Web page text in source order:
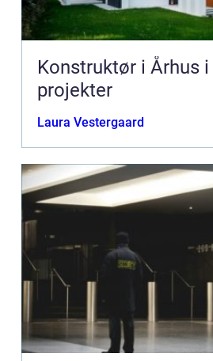
Konstruktør i Århus
projekter
Laura Vestergaard